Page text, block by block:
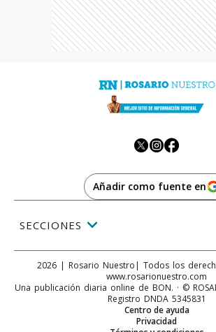
Añadir como fuente en
SECCIONES
2026| Rosario Nuestro | Todos los
www.rosarionuestro.com
Una publicación diaria online de BON. · ©
Registro DNDA 5345831
Privacidad
Centro de ayuda